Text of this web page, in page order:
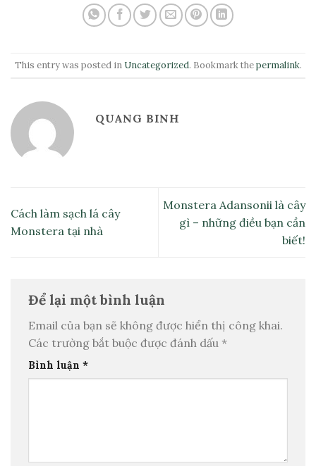
This entry was posted in Uncategorized. Bookmark thepermalink.
QUANG BINH
Cách làm sạch lá cây
Monstera tại nhà
Monstera Adansonii là cây
gì – những điều bạn cần
biết!
Để lại một bình luận
Email của bạn sẽ không được hiển thị công khai.
Các trường bắt buộc được đánh dấu *
Bình luận *